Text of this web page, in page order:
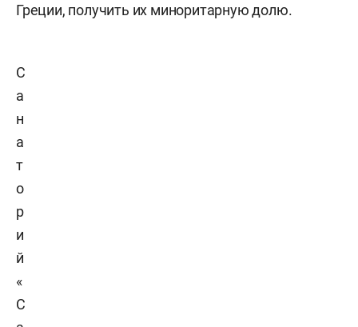
Греции, получить их миноритарную долю.
С
а
н
а
т
о
р
и
й
«
С